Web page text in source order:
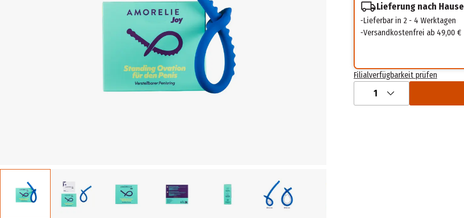
Lieferung nach Hause
Lieferbar in 2 - 4 Werktagen
Versandkostenfrei ab 49,00 €
Filialverfügbarkeit prüfen
1